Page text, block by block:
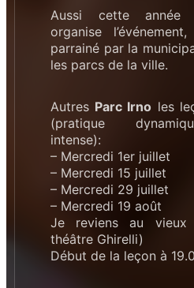
Aussi cette année
organise
parrainé par la
les parcs de la ville.
Autres Parc Irno les
(pratique
intense):
– Mercredi 1er juillet
– Mercredi 15 juillet
– Mercredi 29 juillet
– Mercredi 19 août
Je reviens au vieux
théâtre Ghirelli)
Début de la leçon à